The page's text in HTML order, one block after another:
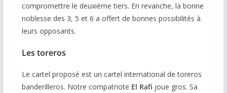
compromettre le deuxième tiers. En revanche, la bonne
noblesse des 3, 5 et 6 a offert de bonnes possibilités à
leurs opposants.
Les toreros
Le cartel proposé est un cartel international de toreros
banderilleros. Notre compatriote El Rafi joue gros. Sa